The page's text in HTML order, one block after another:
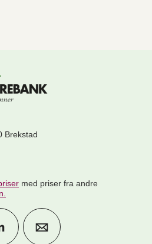
Brekstad
med priser fra andre